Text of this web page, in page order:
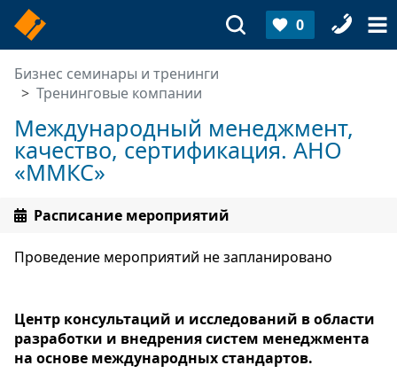
0
Бизнес семинары и тренинги
Тренинговые компании
Международный менеджмент,
качество, сертификация. АНО
«ММКС»
Расписание мероприятий
Проведение мероприятий не запланировано
Центр консультаций и исследований в области
разработки и внедрения систем менеджмента
на основе международных стандартов.